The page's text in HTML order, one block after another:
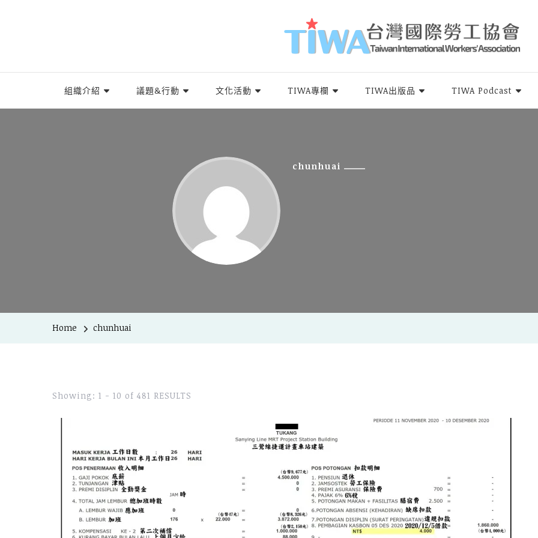
組織介紹 議題&行動 文化活動 TIWA專欄 TIWA出版品 TIWA Podcast
chunhuai
Home chunhuai
Showing: 1 - 10 of 481 RESULTS